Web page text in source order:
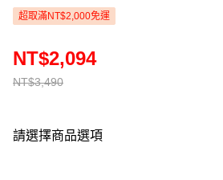
超取滿NT$2,000免運
NT$3,490
NT$2,094
請選擇商品選項